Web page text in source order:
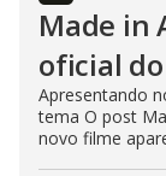
Made in
oficial
Apresentando
tema O post
novo filme